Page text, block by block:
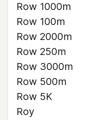
Row 1000m
Row 100m
Row 2000m
Row 250m
Row 3000m
Row 500m
Row 5K
Roy